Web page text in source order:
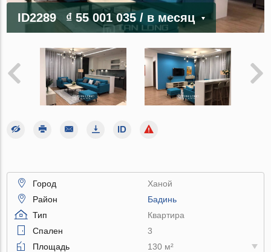
ID2289 ₫ 55 001 035/ в месяц
Город
Ханой
Район
Бадинь
Тип
Квартира
Спален
3
Площадь
130 м²